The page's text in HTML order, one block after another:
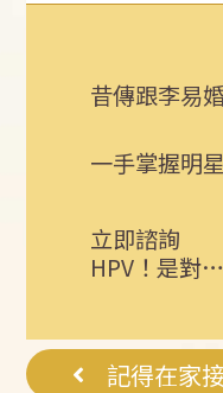
立即諮詢
HPV！是對自
在不嫌晚...